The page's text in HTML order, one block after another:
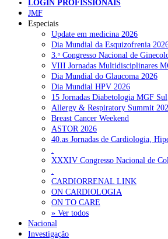
NOTÍCIAS RECENTES
Portugal está a formar os médicos de
Estudantes de Medicina representados
Assembly 6 de Agosto, 2026
SCORA X-Change Portugal promove
em saúde sexual e reprodutiva
ANEM reúne com coordenador do
Saúde 6 de Agosto, 2026
Sindicato diz que nova carreira de
estabilidade no SNS 6 de Agosto, 2026
NOTÍCIAS MAIS LIDAS
LOGIN PROFISSIONAIS
JMF
Especiais
Update em medicina 2026
Dia Mundial da Esquizofrenia
3.ᵒ Congresso Nacional de
VIII Jornadas Multidisciplinares
Dia Mundial do Glaucoma 2026
Dia Mundial HPV 2026
15 Jornadas Diabetologia MGF Sul
Allergy & Respiratory Summit
Breast Cancer Weekend
ASTOR 2026
40.as Jornadas de Cardiologia,
.
XXXIV Congresso Nacional de
.
CARDIORRENAL LINK
ON CARDIOLOGIA
ON TO CARE
» Ver todos
Nacional
Investigação